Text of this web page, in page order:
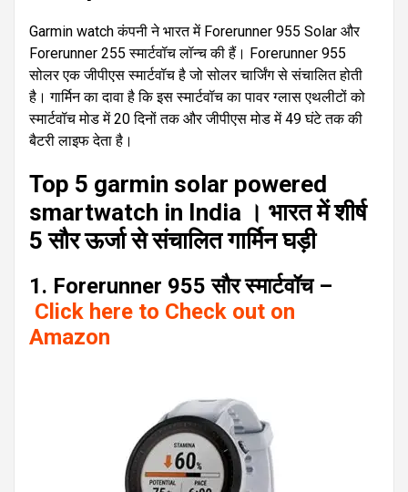
Garmin watch कंपनी ने भारत में Forerunner 955 Solar और
Forerunner 255 स्मार्टवॉच लॉन्च की हैं। Forerunner 955
सोलर एक जीपीएस स्मार्टवॉच है जो सोलर चार्जिंग से संचालित होती
है। गार्मिन का दावा है कि इस स्मार्टवॉच का पावर ग्लास एथलीटों को
स्मार्टवॉच मोड में 20 दिनों तक और जीपीएस मोड में 49 घंटे तक की
बैटरी लाइफ देता है।
Top 5 garmin solar powered
smartwatch in India । भारत में शीर्ष
5 सौर ऊर्जा से संचालित गार्मिन घड़ी
1. Forerunner 955 सौर स्मार्टवॉच –
Click here to Check out on
Amazon